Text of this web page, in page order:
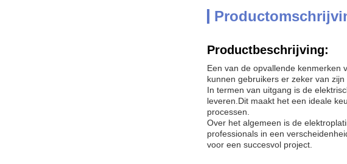
Productbeschrijving:
Een van de opvallende kenmerken
kunnen gebruikers er zeker van
In termen van uitgang is de
leveren.Dit maakt het een ideale
processen.
Over het algemeen is de
professionals in een
voor een succesvol project.